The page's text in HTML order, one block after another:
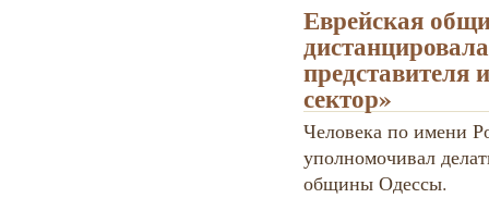
Еврейская
представителя
сектор»
Человека по имени
уполномочивал
общины Одессы.